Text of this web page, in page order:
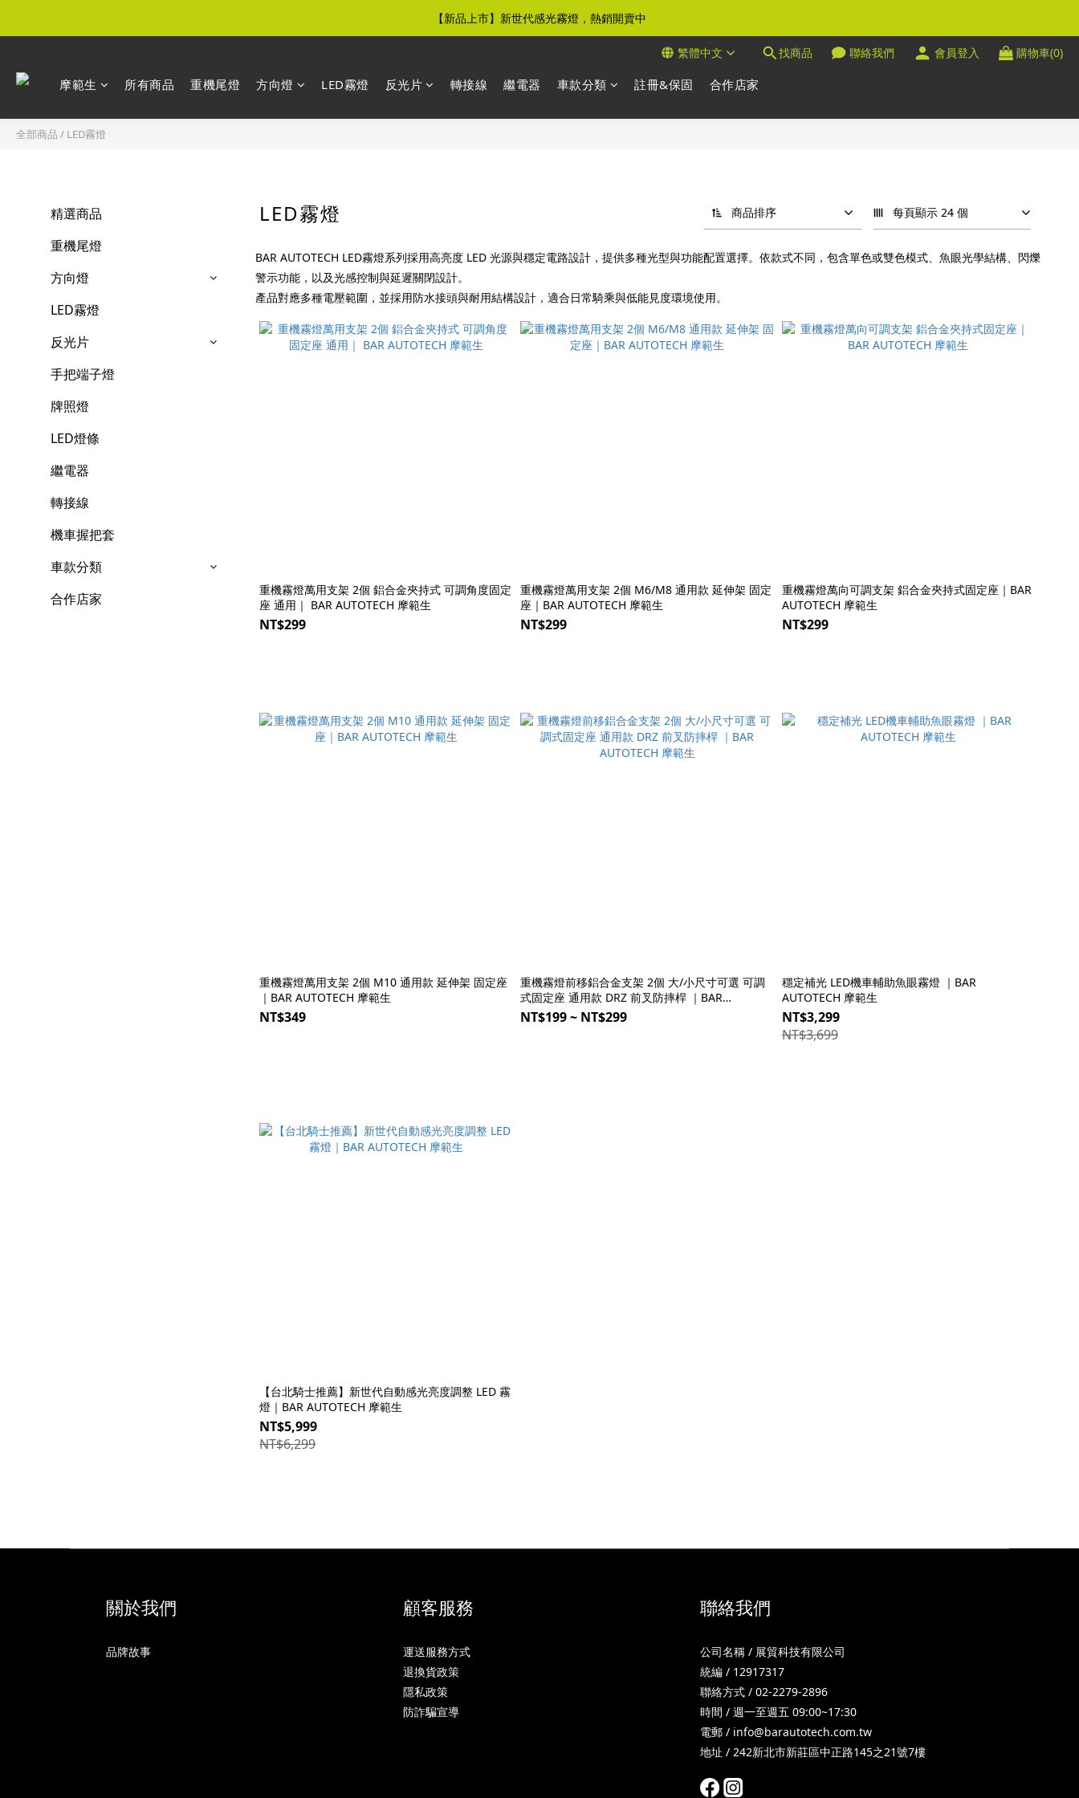
【免運優惠】全館滿$500元即享免運優惠
【新品上市】新世代感光霧燈，熱銷開賣中
繁體中文 找商品 聯絡我們 會員登入 購物車(0)
摩範生 所有商品 重機尾燈 方向燈 LED霧燈 反光片 轉接線 繼電器 車款分類 註冊&保固 合作店家
全部商品 / LED霧燈
精選商品
重機尾燈
方向燈
LED霧燈
反光片
手把端子燈
牌照燈
LED燈條
繼電器
轉接線
機車握把套
車款分類
合作店家
LED霧燈 商品排序 每頁顯示 24 個
BAR AUTOTECH LED霧燈系列採用高亮度 LED 光源與穩定電路設計，提供多種光型與功能配置選擇。依款式不同，包含單色或雙色模式、魚眼光學結構、閃爍
警示功能，以及光感控制與延遲關閉設計。
產品對應多種電壓範圍，並採用防水接頭與耐用結構設計，適合日常騎乘與低能見度環境使用。
重機霧燈萬用支架 2個 鋁合金夾持式 可調角度固定
座 通用｜ BAR AUTOTECH 摩範生
NT$299
重機霧燈萬用支架 2個 M6/M8 通用款 延伸架 固定
座｜BAR AUTOTECH 摩範生
NT$299
重機霧燈萬向可調支架 鋁合金夾持式固定座｜BAR
AUTOTECH 摩範生
NT$299
重機霧燈萬用支架 2個 M10 通用款 延伸架 固定座
｜BAR AUTOTECH 摩範生
NT$349
重機霧燈前移鋁合金支架 2個 大/小尺寸可選 可調
式固定座 通用款 DRZ 前叉防摔桿 ｜BAR
AUTOTECH 摩範生
NT$199 ~ NT$299
穩定補光 LED機車輔助魚眼霧燈 ｜BAR
AUTOTECH 摩範生
NT$3,299
NT$3,699
【台北騎士推薦】新世代自動感光亮度調整 LED 霧
燈｜BAR AUTOTECH 摩範生
NT$5,999
NT$6,299
關於我們
品牌故事
顧客服務
運送服務方式
退換貨政策
隱私政策
防詐騙宣導
聯絡我們
公司名稱 / 展貿科技有限公司
統編 / 12917317
聯絡方式 / 02-2279-2896
時間 / 週一至週五 09:00~17:30
電郵 / info@barautotech.com.tw
地址 / 242新北市新莊區中正路145之21號7樓